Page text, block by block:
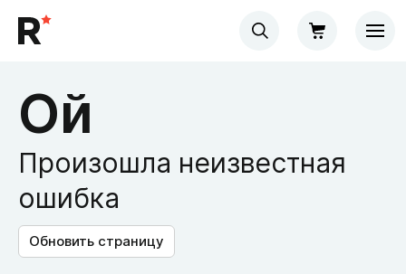
Ой
Произошла неизвестная
ошибка
Обновить страницу